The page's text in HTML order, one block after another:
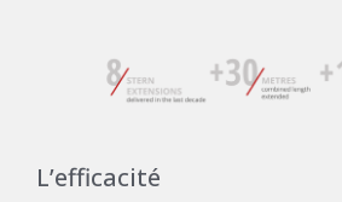
L’efficacité